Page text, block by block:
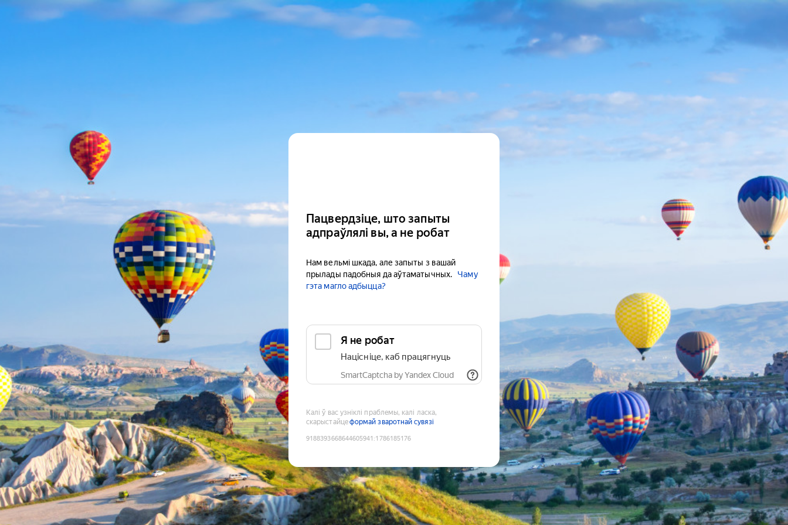
Пацвердзіце, што запыты
адпраўлялі вы, а не робат
Нам вельмі шкада, але запыты з вашай
прылады падобныя да аўтаматычных.
Чаму
гэта магло адбыцца?
Я не робат
Націсніце, каб працягнуць
SmartCaptcha by Yandex Cloud
Калі ў вас узніклі праблемы, калі ласка,
скарыстайцеформай зваротнай сувязі
9188393668644605941 :1786185176